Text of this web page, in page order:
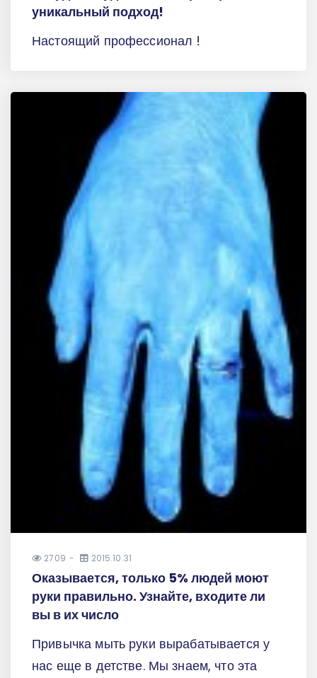
уникальный подход!
Настоящий профессионал !
2709 2015.10.31
Оказывается, только 5% людей моют
руки правильно. Узнайте, входите ли
вы в их число
Привычка мыть руки вырабатывается у
нас еще в детстве. Мы знаем, что эта